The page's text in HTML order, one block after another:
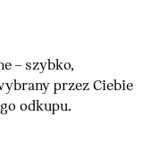
– szybko,
przez Ciebie
odkupu.